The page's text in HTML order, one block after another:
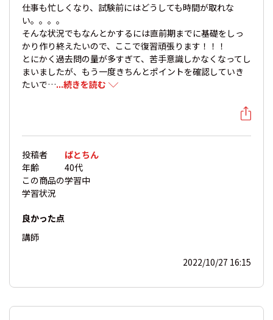
仕事も忙しくなり、試験前にはどうしても時間が取れな
い。。。。
そんな状況でもなんとかするには直前期までに基礎をしっ
かり作り終えたいので、ここで復習頑張ります！！！
とにかく過去問の量が多すぎて、苦手意識しかなくなってし
まいましたが、もう一度きちんとポイントを確認していき
たいで…...続きを読む
投稿者
ぱとちん
年齢
40代
この商品の
学習状況
学習中
良かった点
講師
2022/10/27 16:15